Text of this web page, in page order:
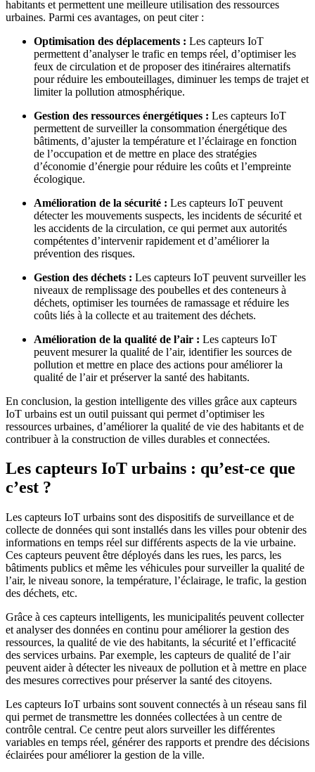
habitants et permettent une meilleure utilisation des ressources
urbaines. Parmi ces avantages, on peut citer :
Optimisation des déplacements : Les capteurs IoT
permettent d’analyser le trafic en temps réel, d’optimiser les
feux de circulation et de proposer des itinéraires alternatifs
pour réduire les embouteillages, diminuer les temps de trajet et
limiter la pollution atmosphérique.
Gestion des ressources énergétiques : Les capteurs IoT
permettent de surveiller la consommation énergétique des
bâtiments, d’ajuster la température et l’éclairage en fonction
de l’occupation et de mettre en place des stratégies
d’économie d’énergie pour réduire les coûts et l’empreinte
écologique.
Amélioration de la sécurité : Les capteurs IoT peuvent
détecter les mouvements suspects, les incidents de sécurité et
les accidents de la circulation, ce qui permet aux autorités
compétentes d’intervenir rapidement et d’améliorer la
prévention des risques.
Gestion des déchets : Les capteurs IoT peuvent surveiller les
niveaux de remplissage des poubelles et des conteneurs à
déchets, optimiser les tournées de ramassage et réduire les
coûts liés à la collecte et au traitement des déchets.
Amélioration de la qualité de l’air : Les capteurs IoT
peuvent mesurer la qualité de l’air, identifier les sources de
pollution et mettre en place des actions pour améliorer la
qualité de l’air et préserver la santé des habitants.
En conclusion, la gestion intelligente des villes grâce aux capteurs
IoT urbains est un outil puissant qui permet d’optimiser les
ressources urbaines, d’améliorer la qualité de vie des habitants et de
contribuer à la construction de villes durables et connectées.
Les capteurs IoT urbains : qu’est-ce que
c’est ?
Les capteurs IoT urbains sont des dispositifs de surveillance et de
collecte de données qui sont installés dans les villes pour obtenir des
informations en temps réel sur différents aspects de la vie urbaine.
Ces capteurs peuvent être déployés dans les rues, les parcs, les
bâtiments publics et même les véhicules pour surveiller la qualité de
l’air, le niveau sonore, la température, l’éclairage, le trafic, la gestion
des déchets, etc.
Grâce à ces capteurs intelligents, les municipalités peuvent collecter
et analyser des données en continu pour améliorer la gestion des
ressources, la qualité de vie des habitants, la sécurité et l’efficacité
des services urbains. Par exemple, les capteurs de qualité de l’air
peuvent aider à détecter les niveaux de pollution et à mettre en place
des mesures correctives pour préserver la santé des citoyens.
Les capteurs IoT urbains sont souvent connectés à un réseau sans fil
qui permet de transmettre les données collectées à un centre de
contrôle central. Ce centre peut alors surveiller les différentes
variables en temps réel, générer des rapports et prendre des décisions
éclairées pour améliorer la gestion de la ville.